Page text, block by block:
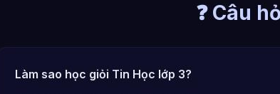
❓ Câu
Làm sao học giỏi Tin Học lớp 3?